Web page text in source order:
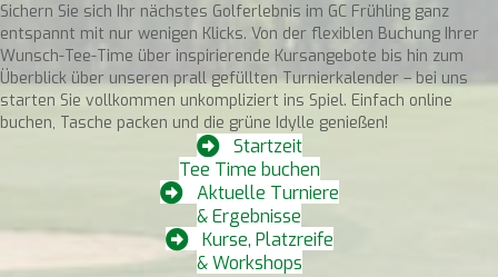
Sichern Sie sich Ihr nächstes Golferlebnis im GC Frühling ganz
entspannt mit nur wenigen Klicks. Von der flexiblen Buchung Ihrer
Wunsch-Tee-Time über inspirierende Kursangebote bis hin zum
Überblick über unseren prall gefüllten Turnierkalender – bei uns
starten Sie vollkommen unkompliziert ins Spiel. Einfach online
buchen, Tasche packen und die grüne Idylle genießen!
Startzeit
Tee Time buchen
Aktuelle Turniere
& Ergebnisse
Kurse, Platzreife
& Workshops